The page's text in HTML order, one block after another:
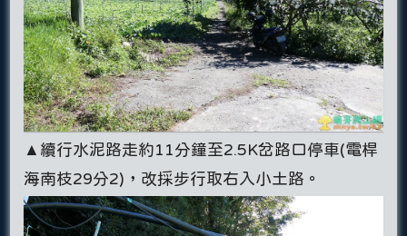
▲續行水泥路走約11分鐘至2.5K岔路口停車(電桿
海南枝29分2)，改採步行取右入小土路。